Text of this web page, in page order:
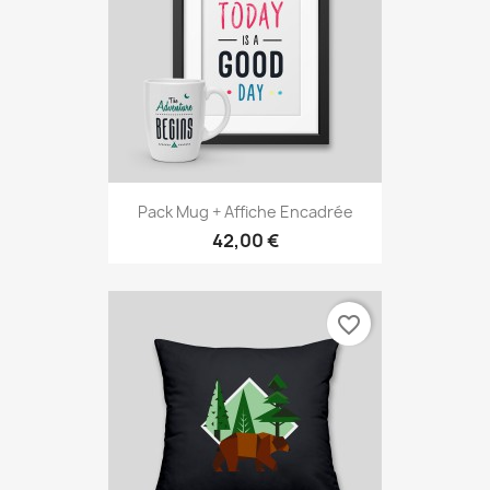
Pack Mug + Affiche Encadrée
42,00 €
favorite_border